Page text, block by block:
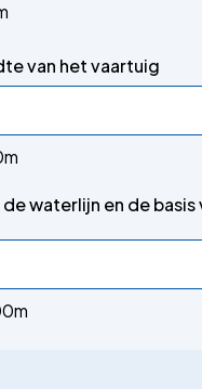
van het vaartuig
waterlijn en de basis